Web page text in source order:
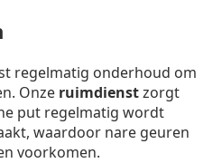
regelmatig onderhoud om
Onze ruimdienstzorgt
put regelmatig wordt
waardoor nare geuren
voorkomen.